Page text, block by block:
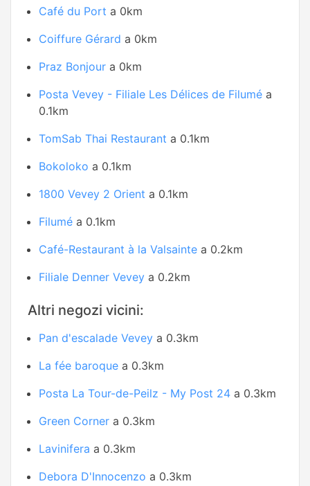
Café du Port a 0km
Coiffure Gérard a 0km
Praz Bonjour a 0km
Posta Vevey - Filiale Les Délices de Filumé a
0.1km
TomSab Thai Restaurant a 0.1km
Bokoloko a 0.1km
1800 Vevey 2 Orient a 0.1km
Filumé a 0.1km
Café-Restaurant à la Valsainte a 0.2km
Filiale Denner Vevey a 0.2km
Altri negozi vicini:
Pan d'escalade Vevey a 0.3km
La fée baroque a 0.3km
Posta La Tour-de-Peilz - My Post 24 a 0.3km
Green Corner a 0.3km
Lavinifera a 0.3km
Debora D'Innocenzo a 0.3km